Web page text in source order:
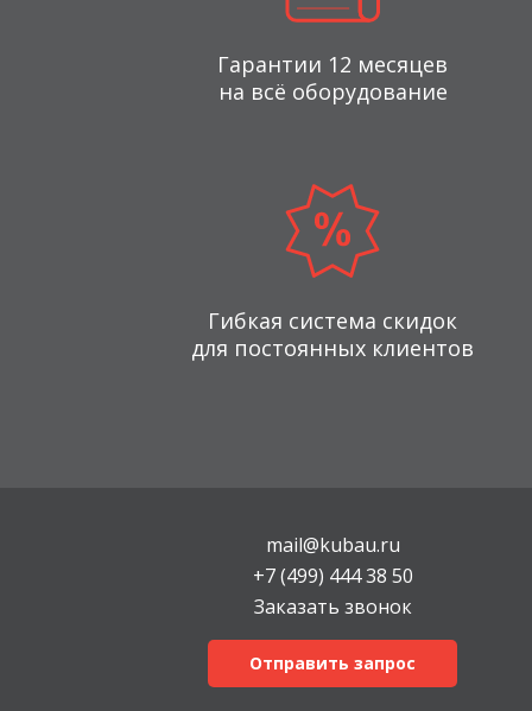
Гарантии 12 месяцев
на всё оборудование
Гибкая система скидок
для постоянных клиентов
mail@kubau.ru
+7 (499) 444 38 50
Заказать звонок
Отправить запрос